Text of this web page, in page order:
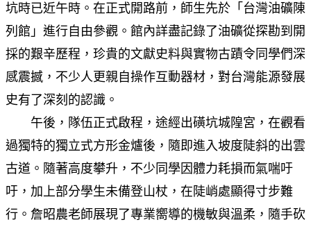
坑時已近午時。在正式開路前，師生先於「台灣油礦陳
列館」進行自由參觀。館內詳盡記錄了油礦從探勘到開
採的艱辛歷程，珍貴的文獻史料與實物古蹟令同學們深
感震撼，不少人更親自操作互動器材，對台灣能源發展
史有了深刻的認識。
午後，隊伍正式啟程，途經出磺坑城隍宮，在觀看
過獨特的獨立式方形金爐後，隨即進入坡度陡斜的出雲
古道。隨著高度攀升，不少同學因體力耗損而氣喘吁
吁，加上部分學生未備登山杖，在陡峭處顯得寸步難
行。詹昭農老師展現了專業嚮導的機敏與溫柔，隨手砍